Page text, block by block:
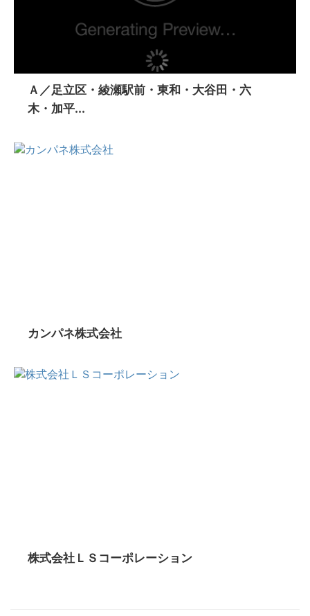
Ａ／足立区・綾瀬駅前・東和・大谷田・六
木・加平...
カンパネ株式会社
株式会社ＬＳコーポレーション